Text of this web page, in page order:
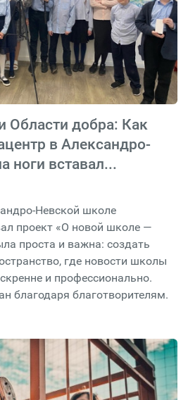
Области добра: Как
в Александро-
ноги вставал...
Невской школе
проект «О новой школе —
проста и важна: создать
где новости школы
и профессионально.
благодаря благотворителям.